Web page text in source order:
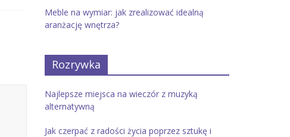
Meble na wymiar: jak zrealizować idealną
aranżację wnętrza?
Rozrywka
Najlepsze miejsca na wieczór z muzyką
alternatywną
Jak czerpać z radości życia poprzez sztukę i